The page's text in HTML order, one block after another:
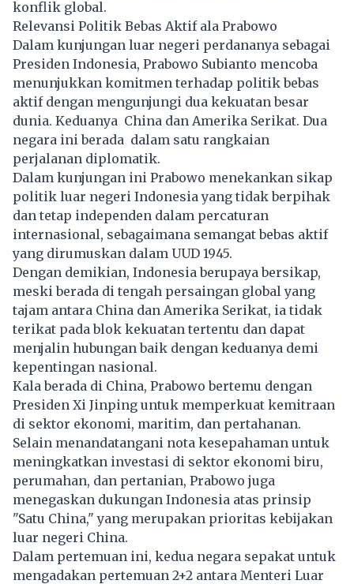
konflik global.
Relevansi Politik Bebas Aktif ala Prabowo
Dalam kunjungan luar negeri perdananya sebagai
Presiden Indonesia, Prabowo Subianto mencoba
menunjukkan komitmen terhadap politik bebas
aktif dengan mengunjungi dua kekuatan besar
dunia. Keduanya China dan Amerika Serikat. Dua
negara ini berada dalam satu rangkaian
perjalanan diplomatik.
Dalam kunjungan ini Prabowo menekankan sikap
politik luar negeri Indonesia yang tidak berpihak
dan tetap independen dalam percaturan
internasional, sebagaimana semangat bebas aktif
yang dirumuskan dalam UUD 1945.
Dengan demikian, Indonesia berupaya bersikap,
meski berada di tengah persaingan global yang
tajam antara China dan Amerika Serikat, ia tidak
terikat pada blok kekuatan tertentu dan dapat
menjalin hubungan baik dengan keduanya demi
kepentingan nasional.
Kala berada di China, Prabowo bertemu dengan
Presiden Xi Jinping untuk memperkuat kemitraan
di sektor ekonomi, maritim, dan pertahanan.
Selain menandatangani nota kesepahaman untuk
meningkatkan investasi di sektor ekonomi biru,
perumahan, dan pertanian, Prabowo juga
menegaskan dukungan Indonesia atas prinsip
"Satu China," yang merupakan prioritas kebijakan
luar negeri China.
Dalam pertemuan ini, kedua negara sepakat untuk
mengadakan pertemuan 2+2 antara Menteri Luar